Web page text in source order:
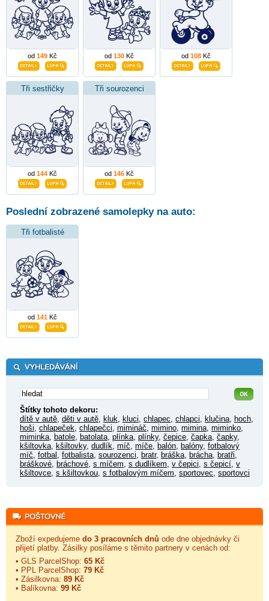
od 149 Kč od 130 Kč od 108 Kč
Tři sestřičky
od 144 Kč
Tři sourozenci
od 146 Kč
Poslední zobrazené samolepky na auto:
Tři fotbalisté
od 141 Kč
Štítky tohoto dekoru:
dítě v autě, děti v autě, kluk, kluci, chlapec, chlapci, klučina, hoch,
hoši, chlapeček, chlapečci, mimináč, mimino, mimina, miminko,
miminka, batole, batolata, plínka, plínky, čepice, čapka, čapky,
kšiltovka, kšiltovky, dudlík, míč, míče, balón, balóny, fotbalový
míč, fotbal , fotbalista, sourozenci, bratr, bráška, brácha, bratři,
bráškové, bráchové, s míčem, s dudlíkem, v čepici, s čepicí, v
kšiltovce, s kšiltovkou, s fotbalovým míčem, sportovec, sportovci
Zboží expedujeme do 3 pracovních dnů ode dne objednávky či
přijetí platby. Zásilky posíláme s těmito partnery v cenách od:
• GLS ParcelShop: 65 Kč
• PPL ParcelShop: 79 Kč
• Zásilkovna: 89 Kč
• Balíkovna: 99 Kč